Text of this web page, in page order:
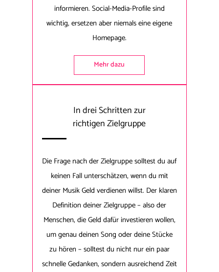
informieren. Social-Media-Profile sind
wichtig, ersetzen aber niemals eine eigene
Homepage.
Mehr dazu
In drei Schritten zur
richtigen Zielgruppe
Die Frage nach der Zielgruppe solltest du auf
keinen Fall unterschätzen, wenn du mit
deiner Musik Geld verdienen willst. Der klaren
Definition deiner Zielgruppe – also der
Menschen, die Geld dafür investieren wollen,
um genau deinen Song oder deine Stücke
zu hören – solltest du nicht nur ein paar
schnelle Gedanken, sondern ausreichend Zeit